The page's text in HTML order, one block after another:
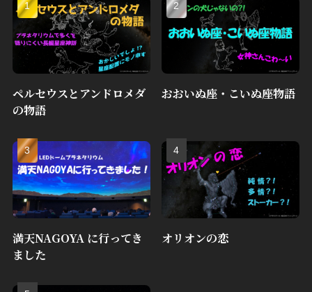
ペルセウスとアンドロメダ
の物語
おおいぬ座・こいぬ座物語
満天NAGOYA に行ってき
ました
オリオンの恋